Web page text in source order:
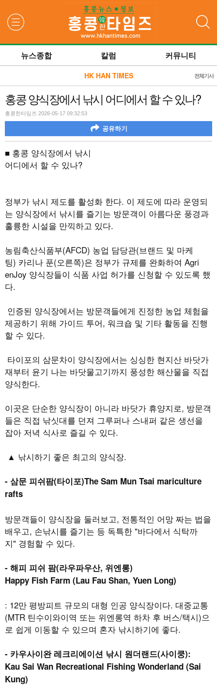
뉴스종합 칼럼 커뮤니티
HK HAN TIMES 전체기사
홍콩 양식장에서 낚시 어디에서 할 수 있나?
홍콩한타임즈 2026-05-17 09:32:53
공유하기
■ 홍콩 양식장에서 낚시
어디에서 할 수 있나?
정부가 낚시 제도를 활성화 한다. 이 제도에 따라 운영되
는 양식장에서 낚시를 즐기는 방문객이 아름다운 풍경과
훌륭한 시설을 만끽하고 있다.
농림축산식품부(AFCD) 농업 담당관(브랜드 및 마케
팅) 카리나 푼(오른쪽)은 정부가 규제를 완화하여 Agri
enJoy 양식장들이 식품 사업 허가를 신청할 수 있도록 했
다.
인증된 양식장에서는 방문객들에게 진정한 농업 체험을
제공하기 위해 가이드 투어, 워크숍 및 기타 활동을 진행
할 수 있다.
타이포의 삼문차이 양식장에서는 싱싱한 현지산 바닷가
재부터 윤기 나는 바닷물고기까지 풍성한 해산물을 직접
양식한다.
이곳은 단순한 양식장이 아니라 바닷가 휴양지로, 방문객
들은 직접 낚싯대를 던져 그루퍼나 스내퍼 같은 생선을
잡아 저녁 식사로 즐길 수 있다.
▲ 낚시하기 좋은 최고의 양식장.
- 삼문 피쉬팜(타이포)The Sam Mun Tsai mariculture
rafts
방문객들이 양식장을 둘러보고, 전통적인 어망 짜는 법을
배우고, 손낚시를 즐기는 등 독특한 "바다에서 식탁까
지" 경험할 수 있다.
- 해피 피쉬 팜(라우파우산, 위엔롱)
Happy Fish Farm (Lau Fau Shan, Yuen Long)
: 12만 평방피트 규모의 대형 인공 양식장이다. 대중교통
(MTR 틴수이와이역 또는 위엔롱역 하차 후 버스/택시)으
로 쉽게 이동할 수 있으며 혼자 낚시하기에 좋다.
- 카우사이완 레크리에이션 낚시 원더랜드(사이쿵):
Kau Sai Wan Recreational Fishing Wonderland (Sai
Kung)